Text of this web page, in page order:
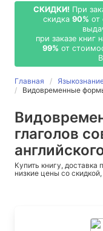
СКИДКИ! При
скидка 90% от
при заказе книг
99% от
Главная
Видовременные
глаголов
Купить книгу, доставка
низкие цены со